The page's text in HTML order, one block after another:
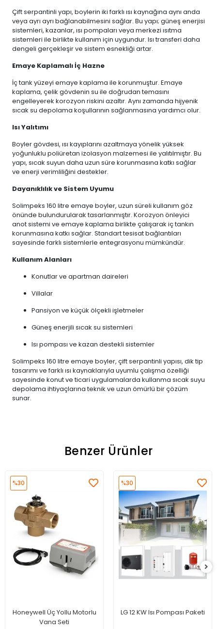
Çift serpantinli yapı, boylerin iki farklı ısı kaynağına aynı anda
veya ayrı ayrı bağlanabilmesini sağlar. Bu yapı; güneş enerjisi
sistemleri, kazanlar, ısı pompaları veya merkezi ısıtma
sistemleri ile birlikte kullanım için uygundur. Isı transferi daha
dengeli gerçekleşir ve sistem esnekliği artar.
Emaye Kaplamalı İç Hazne
İç tank yüzeyi emaye kaplama ile korunmuştur. Emaye
kaplama, çelik gövdenin su ile doğrudan temasını
engelleyerek korozyon riskini azaltır. Aynı zamanda hijyenik
sıcak su depolama koşullarının sağlanmasına yardımcı olur.
Isı Yalıtımı
Boyler gövdesi, ısı kayıplarını azaltmaya yönelik yüksek
yoğunluklu poliüretan izolasyon malzemesi ile yalıtılmıştır. Bu
yapı, sıcak suyun daha uzun süre korunmasına katkı sağlar
ve enerji verimliliğini destekler.
Dayanıklılık ve Sistem Uyumu
Solimpeks 160 litre emaye boyler, uzun süreli kullanım göz
önünde bulundurularak tasarlanmıştır. Korozyon önleyici
anot sistemi ve emaye kaplama birlikte çalışarak iç tankın
korunmasına katkı sağlar. Standart tesisat bağlantıları
sayesinde farklı sistemlerle entegrasyonu mümkündür.
Kullanım Alanları
Konutlar ve apartman daireleri
Villalar
Pansiyon ve küçük ölçekli işletmeler
Güneş enerjili sıcak su sistemleri
Isı pompası ve kazan destekli sistemler
Solimpeks 160 litre emaye boyler, çift serpantinli yapısı, dik tip
tasarımı ve farklı ısı kaynaklarıyla uyumlu çalışma özelliği
sayesinde konut ve ticari uygulamalarda kullanma sıcak suyu
depolama ihtiyaçlarına teknik ve uzun ömürlü bir çözüm
sunar.
Benzer Ürünler
Honeywell Üç Yollu Motorlu
Vana Seti
%30
LG 12 KW Isı Pompası Paketi
%30